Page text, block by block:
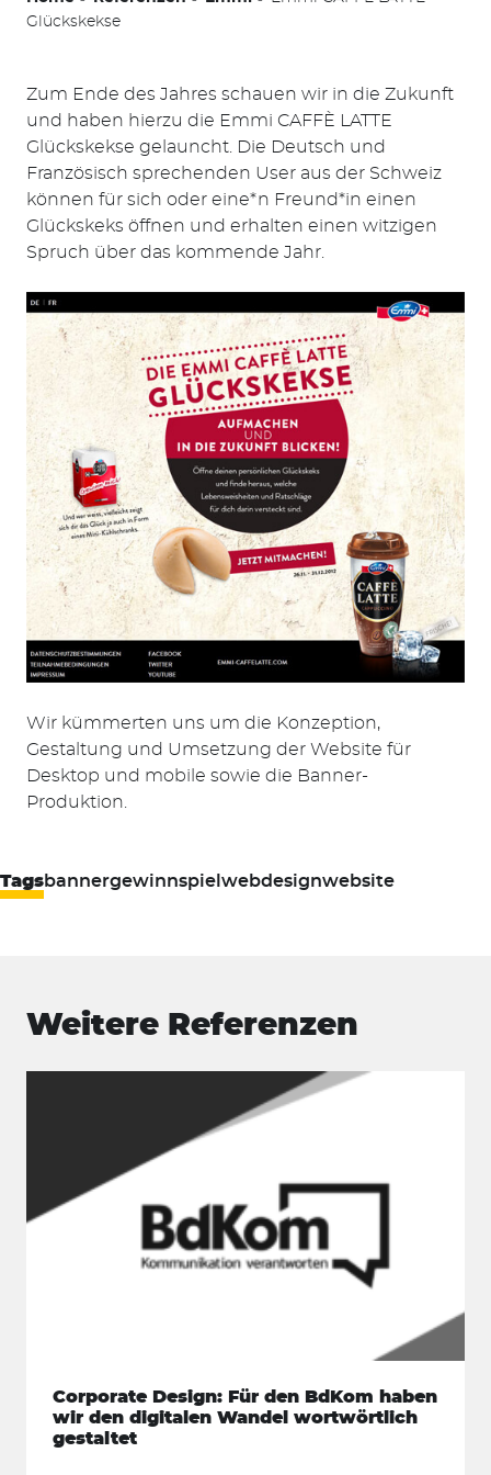
Glückskekse
Zum Ende des Jahres schauen wir in die Zukunft
und haben hierzu die Emmi CAFFÈ LATTE
Glückskekse gelauncht. Die Deutsch und
Französisch sprechenden User aus der Schweiz
können für sich oder eine*n Freund*in einen
Glückskeks öffnen und erhalten einen witzigen
Spruch über das kommende Jahr.
Wir kümmerten uns um die Konzeption,
Gestaltung und Umsetzung der Website für
Desktop und mobile sowie die Banner-
Produktion.
Tagsbannergewinnspiel webdesignwebsite
Weitere Referenzen
Corporate Design: Für den BdKom haben
wir den digitalen Wandel wortwörtlich
gestaltet